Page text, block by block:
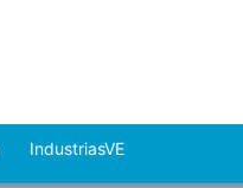
IndustriasVE